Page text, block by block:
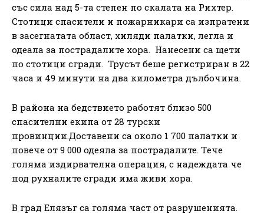
със сила над 5-та степен по скалата на Рихтер.
Стотици спасители и пожарникари са изпратени
в засегнатата област, хиляди палатки, легла и
одеала за пострадалите хора. Нанесени са щети
по стотици сгради. Трусът беше регистриран в 22
часа и 49 минути на два километра дълбочина.
В района на бедствието работят близо 500
спасителни екипа от 28 турски
провинции.Доставени са около 1 700 палатки и
повече от 9 000 одеяла за пострадалите. Tече
голяма издирвателна операция, с надеждата че
под рухналите сгради има живи хора.
В град Елязъг са голяма част от разрушенията.